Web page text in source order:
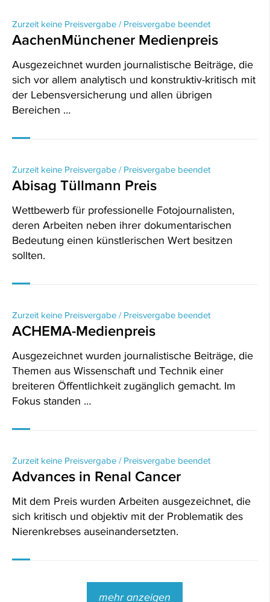
Zurzeit keine Preisvergabe / Preisvergabe beendet
AachenMünchener Medienpreis
Ausgezeichnet wurden journalistische Beiträge, die
sich vor allem analytisch und konstruktiv-kritisch mit
der Lebensversicherung und allen übrigen
Bereichen …
Zurzeit keine Preisvergabe / Preisvergabe beendet
Abisag Tüllmann Preis
Wettbewerb für professionelle Fotojournalisten,
deren Arbeiten neben ihrer dokumentarischen
Bedeutung einen künstlerischen Wert besitzen
sollten.
Zurzeit keine Preisvergabe / Preisvergabe beendet
ACHEMA-Medienpreis
Ausgezeichnet wurden journalistische Beiträge, die
Themen aus Wissenschaft und Technik einer
breiteren Öffentlichkeit zugänglich gemacht. Im
Fokus standen …
Zurzeit keine Preisvergabe / Preisvergabe beendet
Advances in Renal Cancer
Mit dem Preis wurden Arbeiten ausgezeichnet, die
sich kritisch und objektiv mit der Problematik des
Nierenkrebses auseinandersetzten.
mehr anzeigen